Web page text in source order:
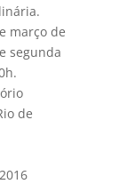
março de
segunda
de